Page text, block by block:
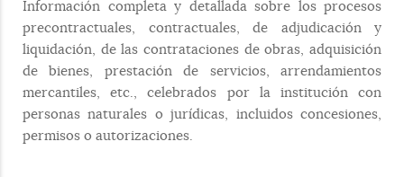
Información completa y detallada sobre los procesos
precontractuales, contractuales, de adjudicación y
liquidación, de las contrataciones de obras, adquisición
de bienes, prestación de servicios, arrendamientos
mercantiles, etc., celebrados por la institución con
personas naturales o jurídicas, incluidos concesiones,
permisos o autorizaciones.